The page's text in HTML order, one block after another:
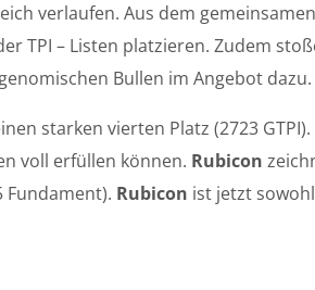
verlaufen. Aus dem
TPI – Listen platzieren. Zudem
Bullen im Angebot dazu.
starken vierten Platz (2723
voll erfüllen können. Rubicon
Fundament). Rubicon ist jetzt